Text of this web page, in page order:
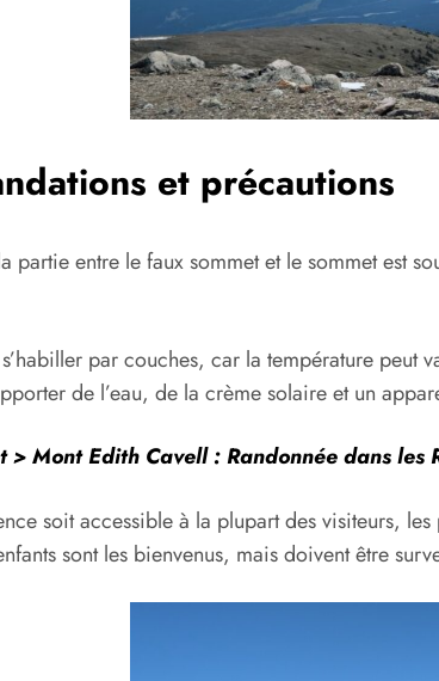
et précautions
partie entre le faux sommet et le sommet est
par couches, car la température peut
de l’eau, de la crème solaire et un
>Mont Edith Cavell : Randonnée dans les
soit accessible à la plupart des visiteurs,
sont les bienvenus, mais doivent être